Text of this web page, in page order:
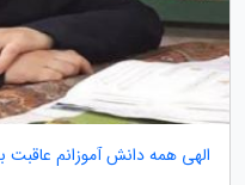
الهی همه دانش آموزانم عاقبت